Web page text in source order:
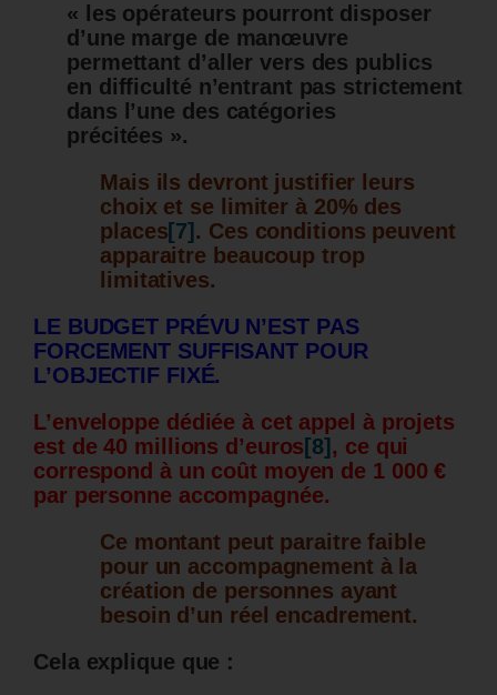
« les opérateurs pourront disposer
d’une marge de manœuvre
permettant d’aller vers des publics
en difficulté n’entrant pas strictement
dans l’une des catégories
précitées ».
Mais ils devront justifier leurs
choix et se limiter à 20% des
places[7] . Ces conditions peuvent
apparaitre beaucoup trop
limitatives.
LE BUDGET PRÉVU N’EST PAS
FORCEMENT SUFFISANT POUR
L’OBJECTIF FIXÉ.
L’enveloppe dédiée à cet appel à projets
est de 40 millions d’euros [8] , ce qui
correspond à un coût moyen de 1 000 €
par personne accompagnée.
Ce montant peut paraitre faible
pour un accompagnement à la
création de personnes ayant
besoin d’un réel encadrement.
Cela explique que :